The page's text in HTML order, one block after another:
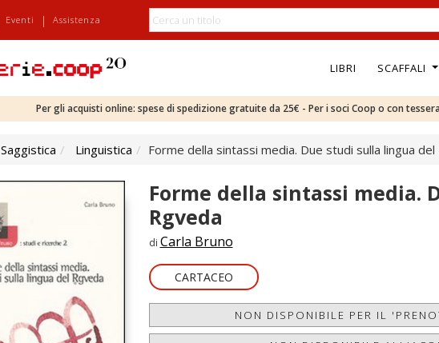
Eventi | Assistenza
LIBRI SCAFFALI
Per gli acquisti online: spese di spedizione gratuite da 25€ - Per i soci Coop o con
Saggistica Linguistica Forme della sintassi media. Due studi sulla lingua del
Forme della sintassi media.
Rgveda
di Carla Bruno
CARTACEO
NON DISPONIBILE PER IL